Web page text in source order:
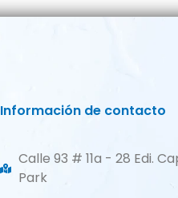
Información de contacto
Calle 93 # 11a - 28 Edi.
Park